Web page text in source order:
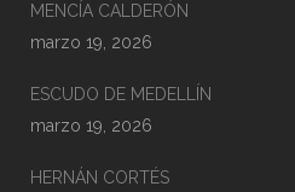
MENCÍA CALDERÓN
marzo 19, 2026
ESCUDO DE MEDELLÍN
marzo 19, 2026
HERNÁN CORTÉS